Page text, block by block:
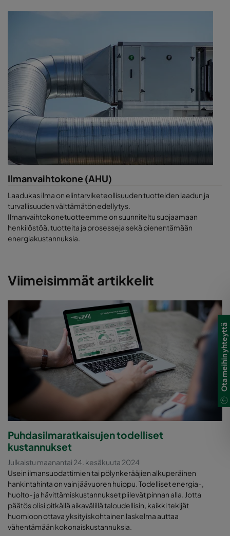
Ilmanvaihtokone (AHU)
Laadukas ilma on elintarviketeollisuuden tuotteiden laadun ja
turvallisuuden välttämätön edellytys.
Ilmanvaihtokonetuotteemme on suunniteltu suojaamaan
henkilöstöä, tuotteita ja prosesseja sekä pienentämään
energiakustannuksia.
Viimeisimmät artikkelit
Puhdasilmaratkaisujen todelliset
kustannukset
Julkaistu maanantai 24. kesäkuuta 2024
Usein ilmansuodattimien tai pölynkerääjien alkuperäinen
hankintahinta on vain jäävuoren huippu. Todelliset energia-,
huolto- ja hävittämiskustannukset piilevät pinnan alla. Jotta
päätös olisi pitkällä aikavälillä taloudellisin, kaikki tekijät
huomioon ottava yksityiskohtainen laskelma auttaa
vähentämään kokonaiskustannuksia.
Ota meihin yhteyttä